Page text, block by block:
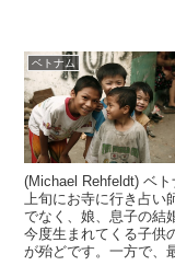
ベトナム
(Michael Rehfeldt) ベ
上旬にお寺に行き占
でなく、娘、息子の結
今度生まれてくる子供
が殆どです。一方で、